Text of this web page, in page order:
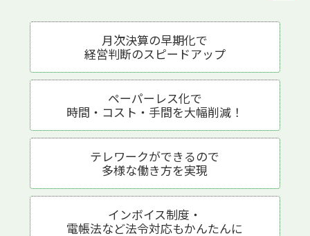
月次決算の早期化で
経営判断のスピードアップ
ペーパーレス化で
時間・コスト・手間を大幅削減！
テレワークができるので
多様な働き方を実現
インボイス制度・
電帳法など法令対応もかんたんに